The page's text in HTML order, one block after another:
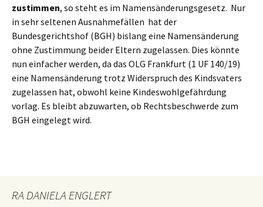
zustimmen, so steht es im Namensänderungsgesetz. Nur
in sehr seltenen Ausnahmefällen hat der
Bundesgerichtshof (BGH) bislang eine Namensänderung
ohne Zustimmung beider Eltern zugelassen. Dies könnte
nun einfacher werden, da das OLG Frankfurt (1 UF 140/19)
eine Namensänderung trotz Widerspruch des Kindsvaters
zugelassen hat, obwohl keine Kindeswohlgefährdung
vorlag. Es bleibt abzuwarten, ob Rechtsbeschwerde zum
BGH eingelegt wird.
RA DANIELA ENGLERT